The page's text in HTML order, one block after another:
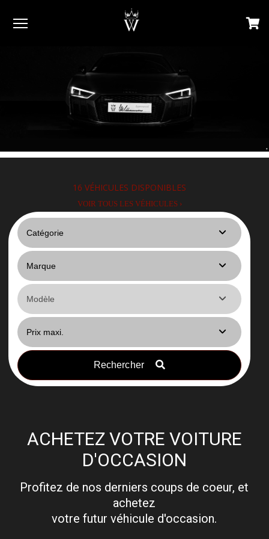
16 VÉHICULES DISPONIBLES
VOIR TOUS LES VÉHICULES ›
Rechercher
ACHETEZ VOTRE VOITURE
D'OCCASION
Profitez de nos derniers coups de coeur, et
achetez
votre futur véhicule d'occasion.